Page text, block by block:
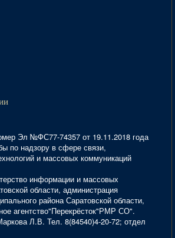
Эл №ФС77-74357 от 19.11.2018 года
по надзору в сфере связи,
и массовых коммуникаций
информации и массовых
области, администрация
района Саратовской области,
агентство"Перекрёсток"РМР СО".
Л.В. Тел. 8(84540)4-20-72; отдел